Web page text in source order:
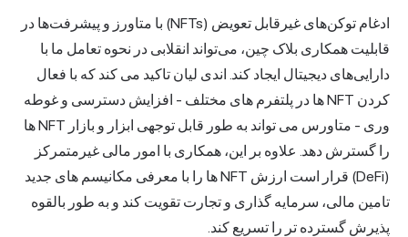
ادغام توکن‌های غیرقابل تعویض (NFTs) با متاورز و پیشرفت‌ها در
قابلیت همکاری بلاک چین، می‌تواند انقلابی در نحوه تعامل ما با
دارایی‌های دیجیتال ایجاد کند. اندی لیان تاکید می کند که با فعال
کردن NFT ها در پلتفرم های مختلف - افزایش دسترسی و غوطه
وری - متاورس می تواند به طور قابل توجهی ابزار و بازار NFT ها
را گسترش دهد. علاوه بر این، همکاری با امور مالی غیرمتمرکز
(DeFi) قرار است ارزش NFT ها را با معرفی مکانیسم های جدید
تامین مالی، سرمایه گذاری و تجارت تقویت کند و به طور بالقوه
پذیرش گسترده تر را تسریع کند.